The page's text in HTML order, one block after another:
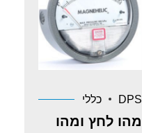
ותקשורת עם אפיליקציה
ועוד.
DPS כללי
מהו לחץ ומהו